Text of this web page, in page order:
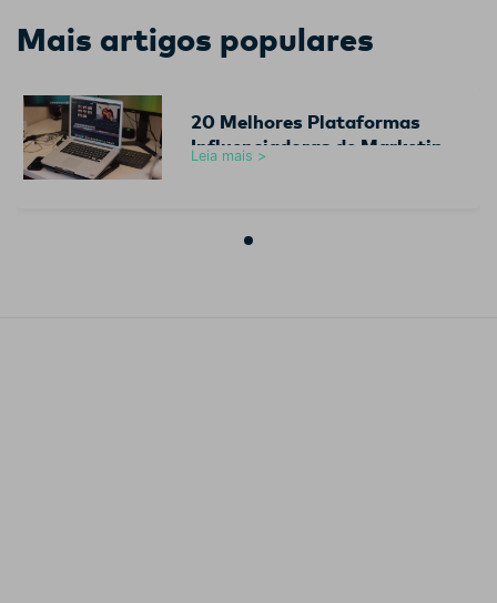
Mais artigos populares
20 Melhores Plataformas
Influenciadoras de Marketing
Leia mais >